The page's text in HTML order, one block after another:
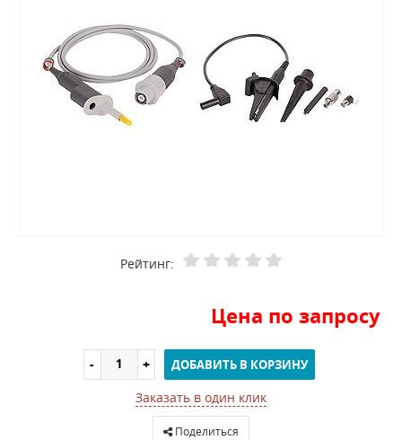
Рейтинг:
Цена по запросу
ДОБАВИТЬ В КОРЗИНУ
Заказать в один клик
Поделиться